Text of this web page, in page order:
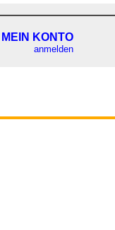
MEIN KONTO
anmelden